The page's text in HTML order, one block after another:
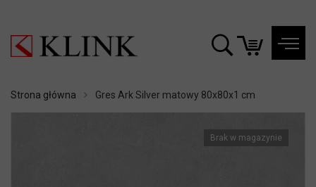
Strona główna Gres Ark Silver matowy 80x80x1 cm
Brak w magazynie